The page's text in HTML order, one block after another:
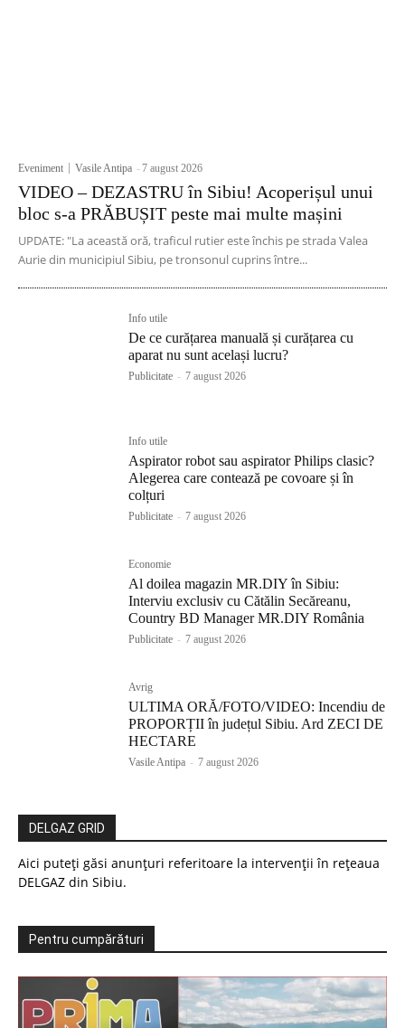
Eveniment Vasile Antipa -7 august 2026
VIDEO – DEZASTRU în Sibiu! Acoperișul unui
bloc s-a PRĂBUȘIT peste mai multe mașini
UPDATE: "La această oră, traficul rutier este închis pe strada Valea
Aurie din municipiul Sibiu, pe tronsonul cuprins între...
Info utile
De ce curățarea manuală și curățarea cu
aparat nu sunt același lucru?
Publicitate - 7 august 2026
Info utile
Aspirator robot sau aspirator Philips clasic?
Alegerea care contează pe covoare și în
colțuri
Publicitate - 7 august 2026
Economie
Al doilea magazin MR.DIY în Sibiu:
Interviu exclusiv cu Cătălin Secăreanu,
Country BD Manager MR.DIY România
Publicitate - 7 august 2026
Avrig
ULTIMA ORĂ/FOTO/VIDEO: Incendiu de
PROPORȚII în județul Sibiu. Ard ZECI DE
HECTARE
Vasile Antipa - 7 august 2026
DELGAZ GRID
Aici puteți găsi anunțuri referitoare la intervenții în rețeaua
DELGAZ din Sibiu.
Pentru cumpărături